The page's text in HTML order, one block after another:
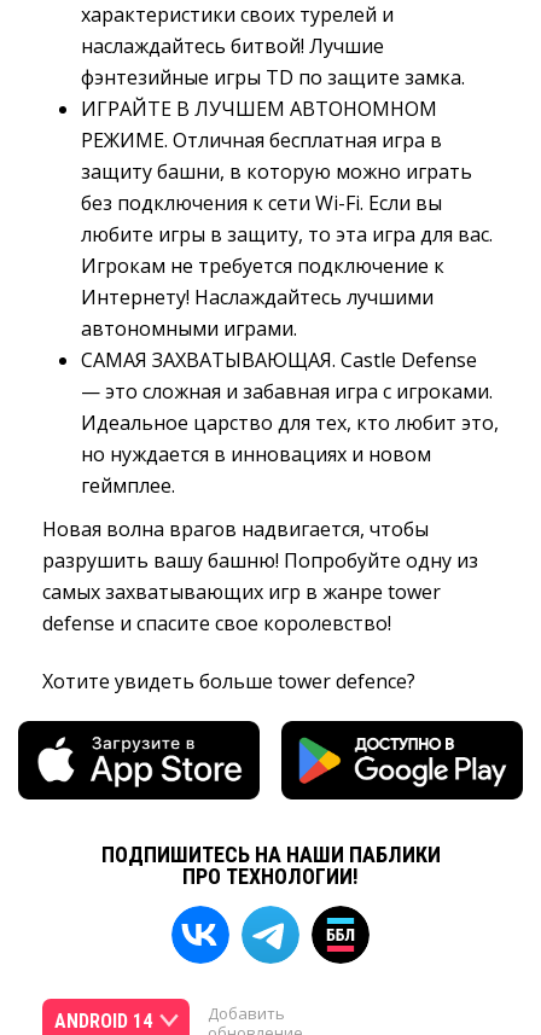
характеристики своих турелей и
наслаждайтесь битвой! Лучшие
фэнтезийные игры TD по защите замка.
ИГРАЙТЕ В ЛУЧШЕМ АВТОНОМНОМ
РЕЖИМЕ. Отличная бесплатная игра в
защиту башни, в которую можно играть
без подключения к сети Wi-Fi. Если вы
любите игры в защиту, то эта игра для вас.
Игрокам не требуется подключение к
Интернету! Наслаждайтесь лучшими
автономными играми.
САМАЯ ЗАХВАТЫВАЮЩАЯ. Castle Defense
— это сложная и забавная игра с игроками.
Идеальное царство для тех, кто любит это,
но нуждается в инновациях и новом
геймплее.
Новая волна врагов надвигается, чтобы
разрушить вашу башню! Попробуйте одну из
самых захватывающих игр в жанре tower
defense и спасите свое королевство!
Хотите увидеть больше tower defence?
ПОДПИШИТЕСЬ НА НАШИ ПАБЛИКИ
ПРО ТЕХНОЛОГИИ!
ANDROID 14
Добавить